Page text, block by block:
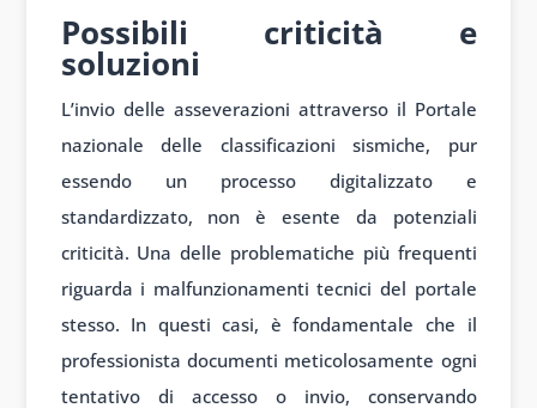
Possibili criticità e
soluzioni
L’invio delle asseverazioni attraverso il Portale
nazionale delle classificazioni sismiche, pur
essendo un processo digitalizzato e
standardizzato, non è esente da potenziali
criticità. Una delle problematiche più frequenti
riguarda i malfunzionamenti tecnici del portale
stesso. In questi casi, è fondamentale che il
professionista documenti meticolosamente ogni
tentativo di accesso o invio, conservando